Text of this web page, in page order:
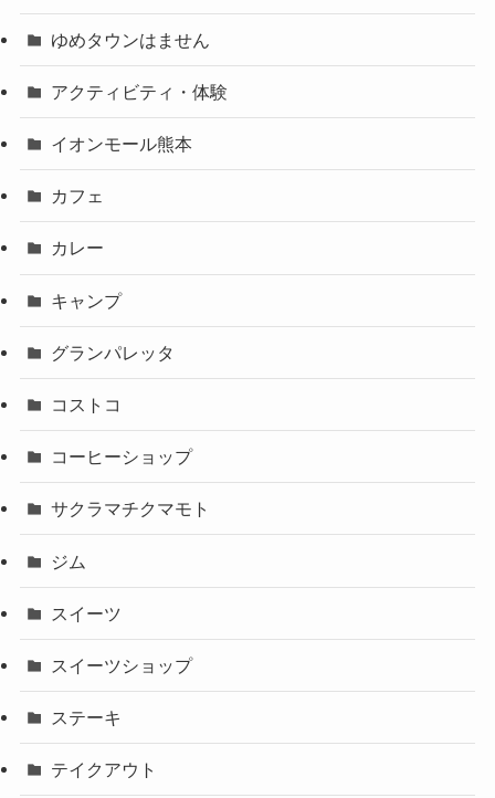
ゆめタウンはません
アクティビティ・体験
イオンモール熊本
カフェ
カレー
キャンプ
グランパレッタ
コストコ
コーヒーショップ
サクラマチクマモト
ジム
スイーツ
スイーツショップ
ステーキ
テイクアウト